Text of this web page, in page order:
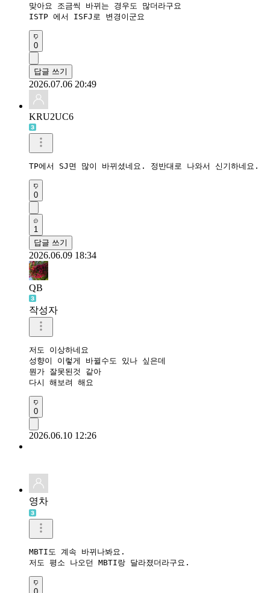
맞아요 조금씩 바뀌는 경우도 많더라구요
ISTP 에서 ISFJ로 변경이군요
0
답글 쓰기
2026.07.06 20:49
KRU2UC6
TP에서 SJ면 많이 바뀌셨네요. 정반대로 나와서 신기하네요.
0
1
답글 쓰기
2026.06.09 18:34
QB
작성자
저도 이상하네요
성향이 이렇게 바뀔수도 있나 싶은데
뭔가 잘못된것 같아
0
2026.06.10 12:26
영차
MBTI도 계속 바뀌나봐요.
저도 평소 나오던 MBTI랑 달라졌더라구요.